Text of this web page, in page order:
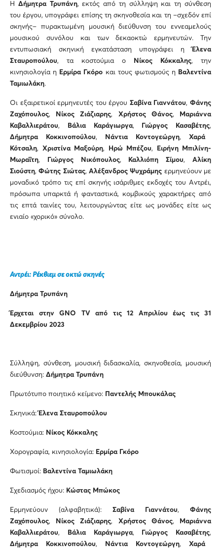
Η Δήμητρα Τρυπάνη, εκτός από τη σύλληψη και τη σύνθεση
του έργου, υπογράφει επίσης τη σκηνοθεσία και τη –σχεδόν επί
σκηνής– πυρακτωμένη μουσική διεύθυνση του εννεαμελούς
μουσικού συνόλου και των δεκαοκτώ ερμηνευτών. Την
εντυπωσιακή σκηνική εγκατάσταση υπογράφει η Έλενα
Σταυροπούλου, τα κοστούμια ο Νίκος Κόκκαλης, την
κινησιολογία η
Ερμίρα Γκόρο και τους φωτισμούς η
Βαλεντίνα
Ταμιωλάκη.
Οι εξαιρετικοί ερμηνευτές του έργου Σαβίνα Γιαννάτου, Φάνης
Ζαχόπουλος, Νίκος Ζιάζιαρης, Χρήστος Θάνος, Μαριάννα
Καβαλλιεράτου, Βάλια Καράγιωργα, Γιώργος Κασαβέτης,
Δήμητρα Κοκκινοπούλου, Νάντια Κοντογεώργη, Χαρά
Κότσαλη, Χριστίνα Μαξούρη, Ηρώ Μπέζου, Ειρήνη Μπιλίνη-
Μωραΐτη, Γιώργος Νικόπουλος, Καλλιόπη Σίμου, Αλίκη
Σιούστη, Φώτης Σιώτας, Αλέξανδρος Ψυχράμης ερμηνεύουν με
μοναδικό τρόπο τις επί σκηνής ισάριθμες εκδοχές του Αντρέι,
πρόσωπα υπαρκτά ή φανταστικά, κομβικούς χαρακτήρες από
τις επτά ταινίες του, λειτουργώντας είτε ως μονάδες είτε ως
ενιαίο «χορικό» σύνολο.
Αντρέι: Ρέκβιεμ σε οκτώ σκηνές
Δήμητρα Τρυπάνη
Έρχεται στην GNO TV από τις 12 Απριλίου έως τις 31
Δεκεμβρίου 2023
Σύλληψη, σύνθεση, μουσική διδασκαλία, σκηνοθεσία, μουσική
διεύθυνση: Δήμητρα Τρυπάνη
Πρωτότυπο ποιητικό κείμενο: Παντελής Μπουκάλας
Σκηνικά: Έλενα Σταυροπούλου
Κοστούμια: Νίκος Κόκκαλης
Χορογραφία, κινησιολογία: Ερμίρα Γκόρο
Φωτισμοί: Βαλεντίνα Ταμιωλάκη
Σχεδιασμός ήχου: Κώστας Μπώκος
Ερμηνεύουν (αλφαβητικά): Σαβίνα Γιαννάτου, Φάνης
Ζαχόπουλος, Νίκος Ζιάζιαρης, Χρήστος Θάνος, Μαριάννα
Καβαλλιεράτου, Βάλια Καράγιωργα, Γιώργος Κασαβέτης,
Δήμητρα Κοκκινοπούλου, Νάντια Κοντογεώργη, Χαρά